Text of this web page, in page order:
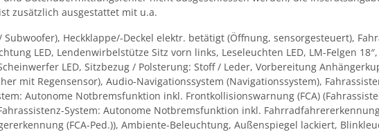
zusätzlich ausgestattet mit u.a.
Subwoofer), Heckklappe/-Deckel elektr. betätigt (Öffnung, sensorgesteuert),
LED, Lendenwirbelstütze Sitz vorn links, Leseleuchten LED, LM-Felgen 18″,
LED, Sitzbezug / Polsterung: Stoff / Leder, Vorbereitung
mit Regensensor), Audio-Navigationssystem (Navigationssystem),
Autonome Notbremsfunktion inkl. Frontkollisionswarnung (FCA)
System: Autonome Notbremsfunktion inkl. Fahrradfahrererkennung
(FCA-Ped.)), Ambiente-Beleuchtung, Außenspiegel lackiert,